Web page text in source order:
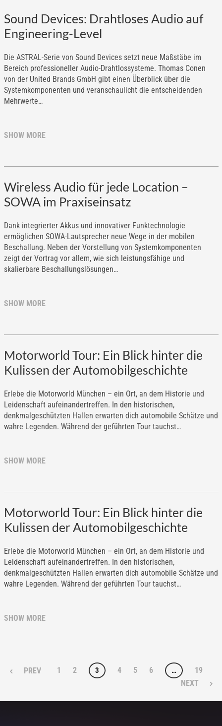
Sound Devices: Drahtloses Audio auf
Engineering-Level
Die ASTRAL-Serie von Sound Devices setzt neue Maßstäbe im
Bereich professioneller Audio-Drahtlossysteme. Thomas Conen
von der United Brands GmbH gibt einen Überblick über die
Systemkomponenten und veranschaulicht die entscheidenden
Mehrwerte…
SHOW MORE
Wireless Audio für jede Location –
SOWA im Praxiseinsatz
Dank integrierter Akkus und innovativer Funktechnologie
ermöglichen SOWA-Lautsprecher neue Wege in der mobilen
Beschallung. Neben der Vorstellung von Systemkomponenten
zeigt der Vortrag vor allem, wie sich leistungsfähige und
skalierbare Beschallungslösungen…
SHOW MORE
Motorworld Tour: Ein Blick hinter die
Kulissen der Automobilgeschichte
Erlebe die Motorworld München – ein Ort, an dem Historie und
Leidenschaft aufeinandertreffen. In den historischen,
denkmalgeschützten Hallen erwarten dich automobile Schätze und
wahre Legenden. Während der geführten Tour tauchst…
SHOW MORE
Motorworld Tour: Ein Blick hinter die
Kulissen der Automobilgeschichte
Erlebe die Motorworld München – ein Ort, an dem Historie und
Leidenschaft aufeinandertreffen. In den historischen,
denkmalgeschützten Hallen erwarten dich automobile Schätze und
wahre Legenden. Während der geführten Tour tauchst…
SHOW MORE
PREV 1 2 3 4 5 6 …
19
NEXT